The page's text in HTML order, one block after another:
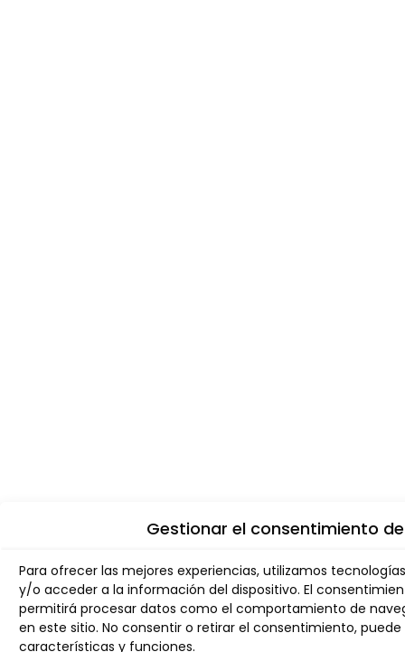
Gestionar el consentimiento
Para ofrecer las mejores experiencias, utilizamos
y/o acceder a la información del dispositivo. El
permitirá procesar datos como el comportamiento de
en este sitio. No consentir o retirar el consentimiento,
características y funciones.